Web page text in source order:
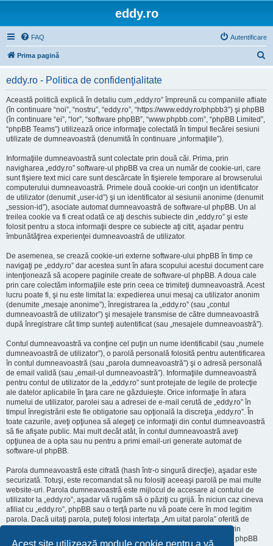
Acest site utilizează module cookie pentru a vă
eddy.ro
FAQ Autentificare
Prima pagină
eddy.ro - Politica de confidenţialitate
Această politică explică în detaliu cum „eddy.ro” împreună cu companiile afliate
(în continuare “noi”, “nostru”, “eddy.ro”, “https://www.eddy.ro/phpbb3”) şi phpBB
(în continuare “ei”, “lor”, “software phpBB”, “www.phpbb.com”, “phpBB Limited”,
“phpBB Teams”) utilizează orice informaţie colectată în timpul fiecărei sesiuni
utilizate de dumneavoastră (denumită în continuare „informaţiile”).
Informaţiile dumneavoastră sunt colectate prin două căi. Prima, prin
navigharea „eddy.ro” software-ul phpBB va crea un număr de cookie-uri, care
sunt fişiere text mici care sunt descărcate în fişierele temporare al browserului
computerului dumneavoastră. Primele două cookie-uri conţin un identificator
de utilizator (denumit „user-id”) şi un identificator al sesiunii anonime (denumit
„session-id”), asociate automat dumneavoastră de software-ul phpBB. Un al
treilea cookie va fi creat odată ce aţi deschis subiecte din „eddy.ro” şi este
folosit pentru a stoca informaţii despre ce subiecte aţi citit, aşadar pentru
îmbunătăţirea experienţei dumneavoastră de utilizator.
De asemenea, se crează cookie-uri externe software-ului phpBB în timp ce
navigaţi pe „eddy.ro” dar acestea sunt în afara scopului acestui document care
intenţionează să acopere paginile create de software-ul phpBB. A doua cale
prin care colectăm informaţiile este prin ceea ce trimiteţi dumneavoastră. Acest
lucru poate fi, şi nu este limitat la: expedierea unui mesaj ca utilizator anonim
(denumite „mesaje anonime”), înregistrarea la „eddy.ro” (sau „contul
dumneavoastră de utilizator”) şi mesajele transmise de către dumneavoastră
după înregistrare cât timp sunteţi autentificat (sau „mesajele dumneavoastră”).
Contul dumneavoastră va conţine cel puţin un nume identificabil (sau „numele
dumneavoastră de utilizator”), o parolă personală folosită pentru autentificarea
în contul dumneavoastră (sau „parola dumneavoastră”) şi o adresă personală
de email validă (sau „email-ul dumneavoastră”). Informaţiile dumneavoastră
pentru contul de utilizator de la „eddy.ro” sunt protejate de legile de protecţie
ale datelor aplicabile în ţara care ne găzduieşte. Orice informaţie în afara
numelui de utilizator, parolei sau a adresei de e-mail cerută de „eddy.ro” în
timpul înregistrării este fie obligatorie sau opţională la discreţia „eddy.ro”. În
toate cazurile, aveţi opţiunea să alegeţi ce informaţii din contul dumneavoastră
să fie afişate public. Mai mult decât atât, în contul dumneavoastră aveţi
opţiunea de a opta sau nu pentru a primi email-uri generate automat de
software-ul phpBB.
Parola dumneavoastră este cifrată (hash într-o singură direcţie), aşadar este
securizată. Totuşi, este recomandat să nu folosiţi aceeaşi parolă pe mai multe
website-uri. Parola dumneavoastră este mijlocul de accesare al contului de
utilizator la „eddy.ro”, aşadar vă rugăm să o păziţi cu grijă. În niciun caz cineva
afiliat cu „eddy.ro”, phpBB sau o terţă parte nu vă poate cere în mod legitim
parola. Dacă uitaţi parola, puteţi folosi interfaţa „Am uitat parola” oferită de
software-ul phpBB. Această procedură vă va genera o nouă parolă prin
transmiterea numelui de utilizator şi a adresei email, apoi software-ul phpBB